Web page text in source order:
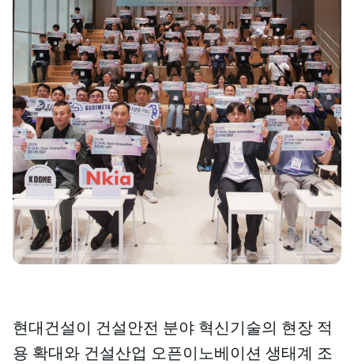
현대건설이 건설안전 분야 혁신기술의 현장 적
용 확대와 건설산업 오픈이노베이션 생태계 조